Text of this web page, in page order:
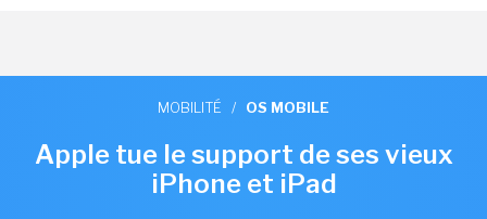
MOBILITÉ / OS MOBILE
Apple tue le support de ses vieux
iPhone et iPad